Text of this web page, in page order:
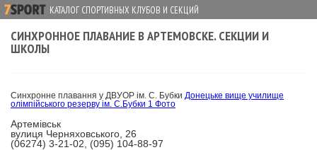
КАТАЛОГ СПОРТИВНЫХ КЛУБОВ И СЕКЦИЙ
СИНХРОННОЕ ПЛАВАНИЕ В АРТЕМОВСКЕ. СЕКЦИИ И
ШКОЛЫ
Синхронне плавання у ДВУОР ім. С. Бубки Донецьке вище училище
олімпійського резерву ім. С.Бубки 1 Фото
Артемівськ
вулиця Черняховського, 26
(06274) 3-21-02, (095) 104-88-97